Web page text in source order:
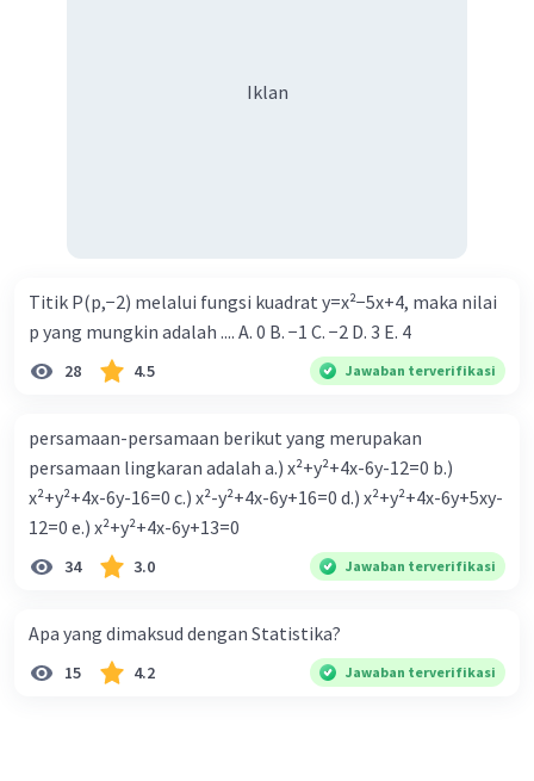
Iklan
Titik P(p,−2) melalui fungsi kuadrat y=x²−5x+4, maka nilai
p yang mungkin adalah .... A. 0 B. −1 C. −2 D. 3 E. 4
28 4.5 Jawaban terverifikasi
persamaan-persamaan berikut yang merupakan
persamaan lingkaran adalah a.) x²+y²+4x-6y-12=0 b.)
x²+y²+4x-6y-16=0 c.) x²-y²+4x-6y+16=0 d.) x²+y²+4x-6y+5xy-
12=0 e.) x²+y²+4x-6y+13=0
34 3.0 Jawaban terverifikasi
Apa yang dimaksud dengan Statistika?
15 4.2 Jawaban terverifikasi